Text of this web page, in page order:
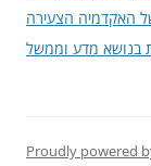
navigation
של האקדמיה הצעירה
בנושא מדע וממשל
Proudly powered